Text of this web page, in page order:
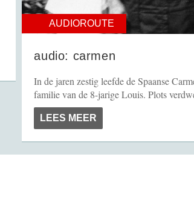
AUDIOROUTE
audio: carmen
In de jaren zestig leefde de Spaanse
familie van de 8-jarige Louis. Plots
LEES MEER